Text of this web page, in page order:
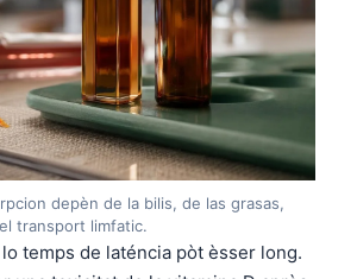
depèn de la bilis, de las grasas,
transport limfatic.
temps de laténcia pòt èsser long.